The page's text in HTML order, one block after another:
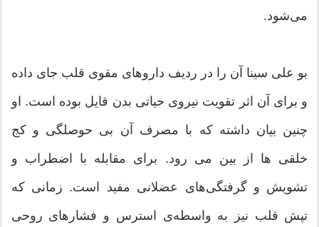
می‌شود.
بو علی سینا آن را در ردیف داروهای مقوی قلب جای داده
و برای آن اثر تقویت نیروی حیاتی بدن قایل بوده است. او
چنین بیان داشته که با مصرف آن بی حوصلگی و کج
خلقی ها از بین می رود. برای مقابله با اضطراب و
تشویش و گرفتگی‌های عضلانی مفید است. زمانی که
تپش قلب نیز به واسطه‌ی استرس و فشارهای روحی